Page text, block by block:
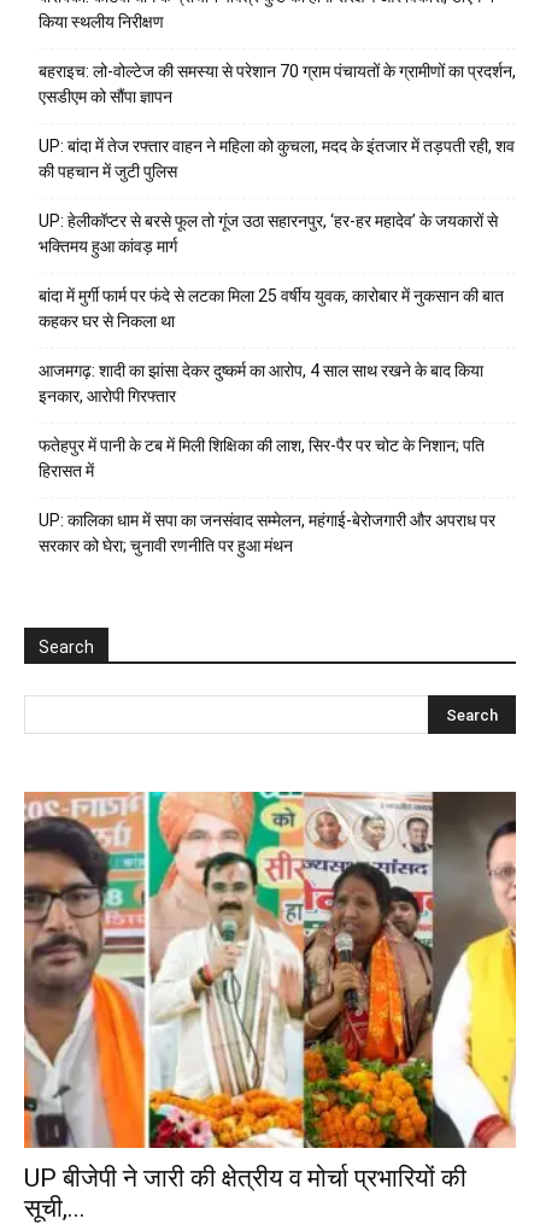
किया स्थलीय निरीक्षण
बहराइच: लो-वोल्टेज की समस्या से परेशान 70 ग्राम पंचायतों के ग्रामीणों का प्रदर्शन,
एसडीएम को सौंपा ज्ञापन
UP: बांदा में तेज रफ्तार वाहन ने महिला को कुचला, मदद के इंतजार में तड़पती रही, शव
की पहचान में जुटी पुलिस
UP: हेलीकॉप्टर से बरसे फूल तो गूंज उठा सहारनपुर, ‘हर-हर महादेव’ के जयकारों से
भक्तिमय हुआ कांवड़ मार्ग
बांदा में मुर्गी फार्म पर फंदे से लटका मिला 25 वर्षीय युवक, कारोबार में नुकसान की बात
कहकर घर से निकला था
आजमगढ़: शादी का झांसा देकर दुष्कर्म का आरोप, 4 साल साथ रखने के बाद किया
इनकार, आरोपी गिरफ्तार
फतेहपुर में पानी के टब में मिली शिक्षिका की लाश, सिर-पैर पर चोट के निशान; पति
हिरासत में
UP: कालिका धाम में सपा का जनसंवाद सम्मेलन, महंगाई-बेरोजगारी और अपराध पर
सरकार को घेरा; चुनावी रणनीति पर हुआ मंथन
Search
UP बीजेपी ने जारी की क्षेत्रीय व मोर्चा प्रभारियों की
सूची,...